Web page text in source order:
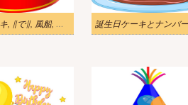
誕生日ケーキ, ∥で∥, 風船, イラスト